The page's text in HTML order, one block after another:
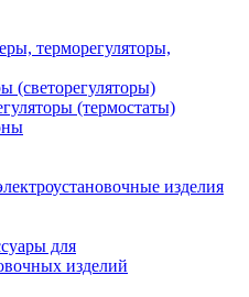
терморегуляторы,
(светорегуляторы)
(термостаты)
изделия
для
изделий